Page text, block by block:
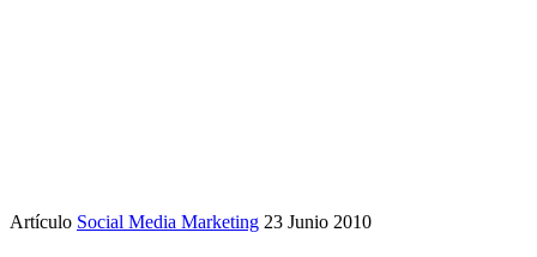
Artículo Social Media Marketing 23 Junio 2010